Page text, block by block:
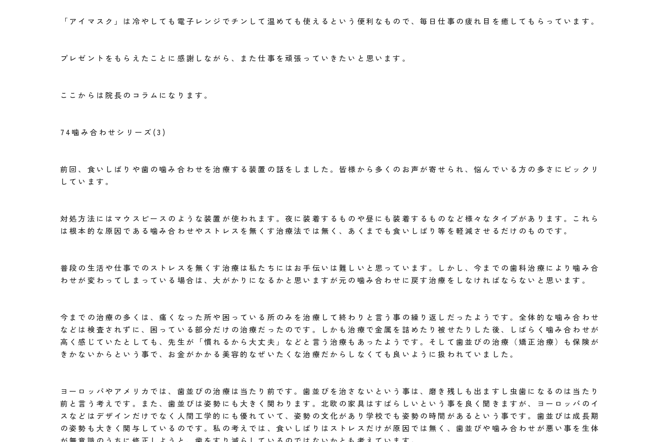
「アイマスク」は冷やしても電子レンジでチンして温めても使えるという便利なもので、毎日仕事の疲れ目を癒してもらっています。
プレゼントをもらえたことに感謝しながら、また仕事を頑張っていきたいと思います。
ここからは院長のコラムになります。
74噛み合わせシリーズ(3)
前回、食いしばりや歯の噛み合わせを治療する装置の話をしました。皆様から多くのお声が寄せられ、悩んでいる方の多さにビックリ
しています。
対処方法にはマウスピースのような装置が使われます。夜に装着するものや昼にも装着するものなど様々なタイプがあります。これら
は根本的な原因である噛み合わせやストレスを無くす治療法では無く、あくまでも食いしばり等を軽減させるだけのものです。
普段の生活や仕事でのストレスを無くす治療は私たちにはお手伝いは難しいと思っています。しかし、今までの歯科治療により噛み合
わせが変わってしまっている場合は、大がかりになるかと思いますが元の噛み合わせに戻す治療をしなければならないと思います。
今までの治療の多くは、痛くなった所や困っている所のみを治療して終わりと言う事の繰り返しだったようです。全体的な噛み合わせ
などは検査されずに、困っている部分だけの治療だったのです。しかも治療で金属を詰めたり被せたりした後、しばらく噛み合わせが
高く感じていたとしても、先生が「慣れるから大丈夫」などと言う治療もあったようです。そして歯並びの治療（矯正治療）も保険が
きかないからという事で、お金がかかる美容的なぜいたくな治療だからしなくても良いように扱われていました。
ヨーロッパやアメリカでは、歯並びの治療は当たり前です。歯並びを治さないという事は、磨き残しも出ますし虫歯になるのは当たり
前と言う考えです。また、歯並びは姿勢にも大きく関わります。北欧の家具はすばらしいという事を良く聞きますが、ヨーロッパのイ
スなどはデザインだけでなく人間工学的にも優れていて、姿勢の文化があり学校でも姿勢の時間があるという事です。歯並びは成長期
の姿勢も大きく関与しているのです。私の考えでは、食いしばりはストレスだけが原因では無く、歯並びや噛み合わせが悪い事を生体